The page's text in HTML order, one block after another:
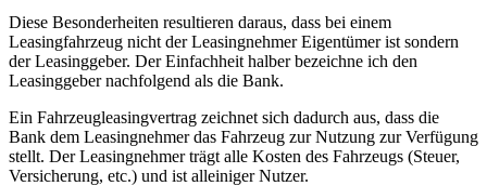
Diese Besonderheiten resultieren daraus, dass bei einem
Leasingfahrzeug nicht der Leasingnehmer Eigentümer ist sondern
der Leasinggeber. Der Einfachheit halber bezeichne ich den
Leasinggeber nachfolgend als die Bank.
Ein Fahrzeugleasingvertrag zeichnet sich dadurch aus, dass die
Bank dem Leasingnehmer das Fahrzeug zur Nutzung zur Verfügung
stellt. Der Leasingnehmer trägt alle Kosten des Fahrzeugs (Steuer,
Versicherung, etc.) und ist alleiniger Nutzer.